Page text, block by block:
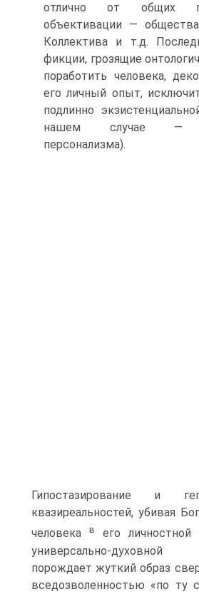
отлично от общих
объективации —
Коллектива и т.д.
фикции, грозящие
поработить человека,
его личный опыт,
подлинно
нашем случае —
персонализма).
Гипостазирование и
квазиреальностей, убивая
человека
в
его личностной
универсально-духовной
порождает жуткий образ
вседозволенностью «по ту